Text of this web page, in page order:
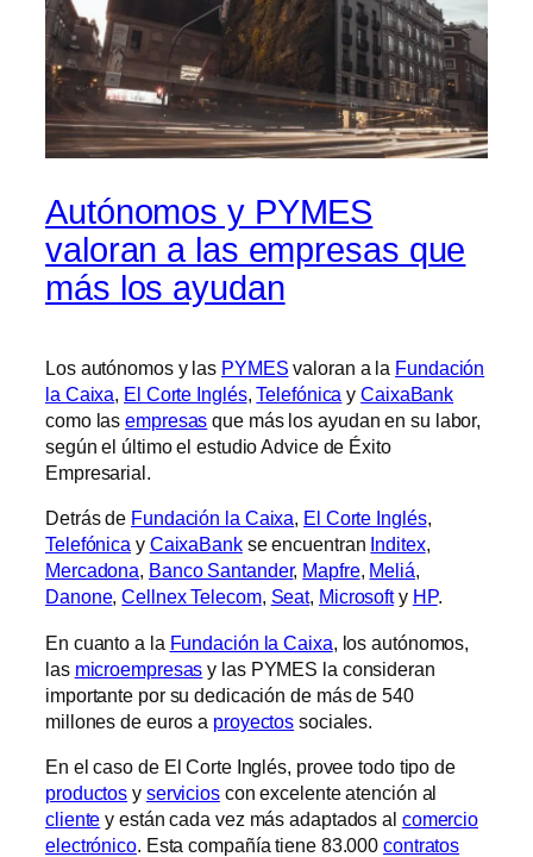
Autónomos y PYMES
valoran a las empresas que
más los ayudan
Los autónomos y las PYMES valoran a la Fundación
la Caixa, El Corte Inglés,Telefónica yCaixaBank
como lasempresas que más los ayudan en su labor,
según el último el estudio Advice de Éxito
Empresarial.
Detrás de Fundación la Caixa, El Corte Inglés,
Telefónica y CaixaBankse encuentran Inditex,
Mercadona, Banco Santander, Mapfre, Meliá,
Danone,Cellnex Telecom, Seat, Microsofty HP.
En cuanto a la Fundación la Caixa , los autónomos,
las microempresas y las PYMES la consideran
importante por su dedicación de más de 540
millones de euros a proyectos sociales.
En el caso de El Corte Inglés, provee todo tipo de
productos y servicioscon excelente atención al
cliente y están cada vez más adaptados al comercio
electrónico. Esta compañía tiene 83.000contratos